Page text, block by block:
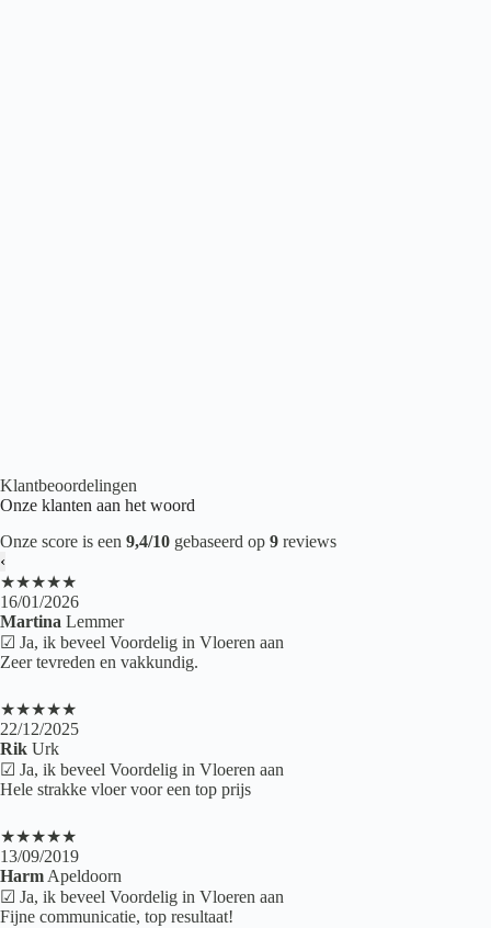
Klantbeoordelingen
Onze klanten aan het woord
Onze score is een 9,4/10 gebaseerd op 9 reviews
‹
★★★★★
16/01/2026
Martina Lemmer
☑ Ja, ik beveel Voordelig in Vloeren aan
Zeer tevreden en vakkundig.
★★★★★
22/12/2025
Rik Urk
☑ Ja, ik beveel Voordelig in Vloeren aan
Hele strakke vloer voor een top prijs
★★★★★
13/09/2019
Harm Apeldoorn
☑ Ja, ik beveel Voordelig in Vloeren aan
Fijne communicatie, top resultaat!